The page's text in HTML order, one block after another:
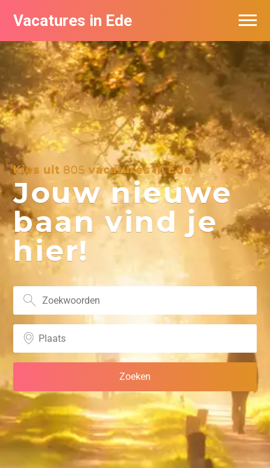
Vacatures in Ede
Kies uit 805 vacatures in Ede
Jouw nieuwe
baan vind je
hier!
Vacatures bij bedrijven in Ede